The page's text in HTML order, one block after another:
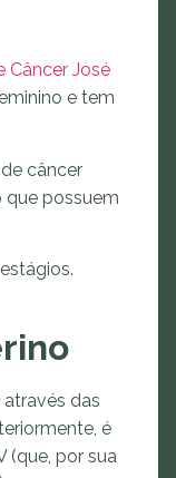
Câncer José
e tem
câncer
que possuem
das
é
(que, por sua